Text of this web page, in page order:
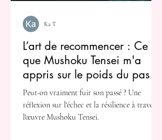
L’art de recommencer : Ce
que Mushoku Tensei m'a
appris sur le poids du passé
et la force de la
persévérance
Peut-on vraiment fuir son passé ? Une
réflexion sur l'échec et la résilience à travers
l'œuvre Mushoku Tensei.
Ka T